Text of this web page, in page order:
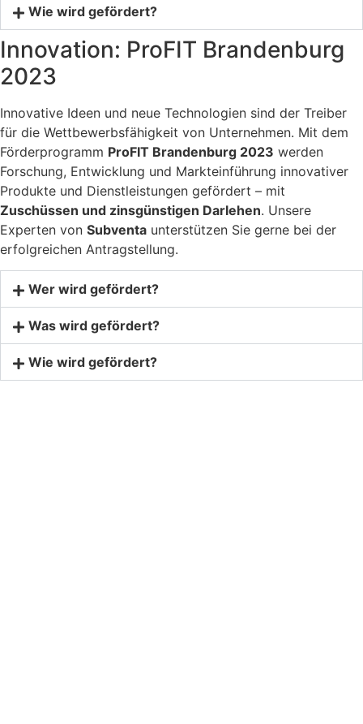
Wie wird gefördert?
Innovation: ProFIT Brandenburg
2023
Innovative Ideen und neue Technologien sind der Treiber
für die Wettbewerbsfähigkeit von Unternehmen. Mit dem
Förderprogramm ProFIT Brandenburg 2023 werden
Forschung, Entwicklung und Markteinführung innovativer
Produkte und Dienstleistungen gefördert – mit
Zuschüssen und zinsgünstigen Darlehen. Unsere
Experten von Subventa unterstützen Sie gerne bei der
erfolgreichen Antragstellung.
Wer wird gefördert?
Was wird gefördert?
Wie wird gefördert?